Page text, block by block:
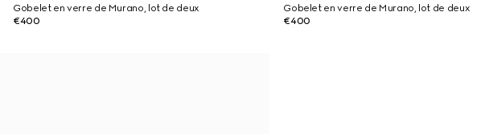
Gobelet en verre de Murano, lot de deux
€400
Gobelet en verre de Murano, lot de deux
€400